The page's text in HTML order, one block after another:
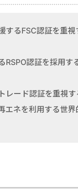
するFSC認証を重
RSPO認証を採用
ード認証を重視す
ネを利用する世界